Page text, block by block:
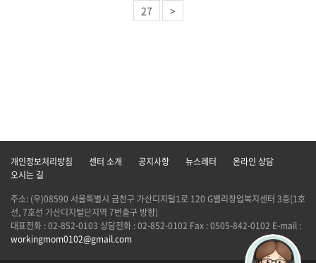
27
>
개인정보처리방침 센터 소개 공지사항 뉴스레터
온라인 상담
오시는 길
주소: (우)08590 서울특별시 금천구 가산디지털1로 120 G밸리창업복지센터 3층(1호
선, 7호선 가산디지털단지역 7번출구 방향)
대표전화 : 02-852-0103 상담전화 : 02-852-0102 Fax : 0505-842-0102 E-mail :
workingmom0102@gmail.com